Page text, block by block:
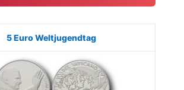
Bild Ausgabe Auflage
5 Euro Weltjugendtag